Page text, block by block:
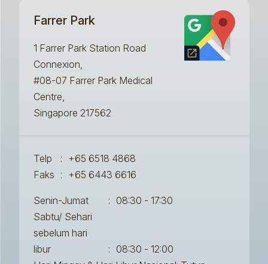
Farrer Park
1 Farrer Park Station Road
Connexion,
#08-07 Farrer Park Medical
Centre,
Singapore 217562
Telp : +65 6518 4868
Faks : +65 6443 6616
Senin-Jumat : 08:30 - 17:30
Sabtu/ Sehari
sebelum hari
libur
: 08:30 - 12:00